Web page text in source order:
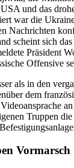
und das
war die
Nachrichten
scheint sich
Präsident
Offensive
als in den
dem
Truppen
Vormarsch